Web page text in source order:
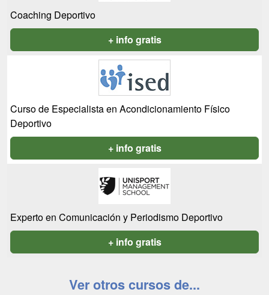
Coaching Deportivo
+ info gratis
Curso de Especialista en Acondicionamiento Físico
Deportivo
+ info gratis
Experto en Comunicación y Periodismo Deportivo
+ info gratis
Ver otros cursos de...